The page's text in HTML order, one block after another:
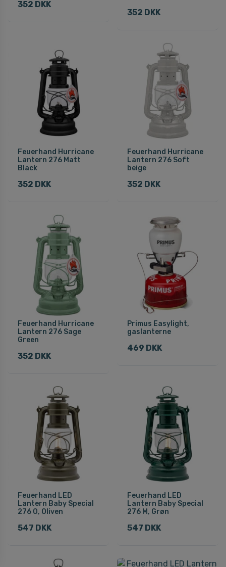
352 DKK
352 DKK
Feuerhand Hurricane
Lantern 276 Matt
Black
352 DKK
Feuerhand Hurricane
Lantern 276 Soft
beige
352 DKK
Feuerhand Hurricane
Lantern 276 Sage
Green
352 DKK
Primus Easylight,
gaslanterne
469 DKK
Feuerhand LED
Lantern Baby Special
276 O, Oliven
547 DKK
Feuerhand LED
Lantern Baby Special
276 M, Grøn
547 DKK